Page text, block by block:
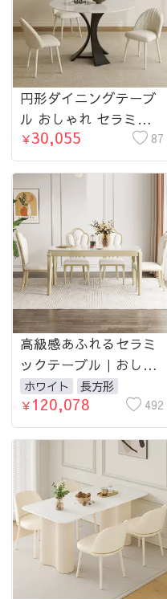
円形ダイニングテーブ
ル おしゃれ セラミッ
ク天板 金属脚 幅60 70
80 90 100 110 120
130cm ホワイト 北欧風
モダン 2人 4人 6人用
食卓テーブル ラウンド
テーブル htt-3536
￥30,055 87
高級感あふれるセラミ
ックテーブル｜おしゃ
れインテリアに最適の
選択 hgl-4335-table
ホワイト
長方形
￥120,078 492